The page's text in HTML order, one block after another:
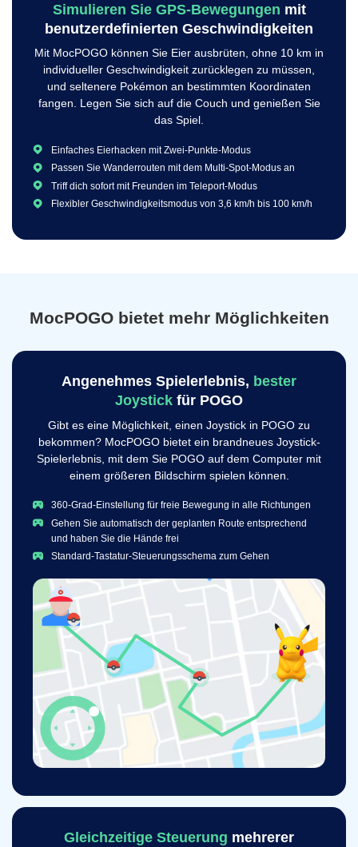
Simulieren Sie GPS-Bewegungen mit
benutzerdefinierten Geschwindigkeiten
Mit MocPOGO können Sie Eier ausbrüten, ohne 10 km in
individueller Geschwindigkeit zurücklegen zu müssen,
und seltenere Pokémon an bestimmten Koordinaten
fangen. Legen Sie sich auf die Couch und genießen Sie
das Spiel.
Einfaches Eierhacken mit Zwei-Punkte-Modus
Passen Sie Wanderrouten mit dem Multi-Spot-Modus an
Triff dich sofort mit Freunden im Teleport-Modus
Flexibler Geschwindigkeitsmodus von 3,6 km/h bis 100 km/h
MocPOGO bietet mehr Möglichkeiten
Angenehmes Spielerlebnis, bester
Joystick für POGO
Gibt es eine Möglichkeit, einen Joystick in POGO zu
bekommen? MocPOGO bietet ein brandneues Joystick-
Spielerlebnis, mit dem Sie POGO auf dem Computer mit
einem größeren Bildschirm spielen können.
360-Grad-Einstellung für freie Bewegung in alle Richtungen
Gehen Sie automatisch der geplanten Route entsprechend
und haben Sie die Hände frei
Standard-Tastatur-Steuerungsschema zum Gehen
Gleichzeitige Steuerung mehrerer